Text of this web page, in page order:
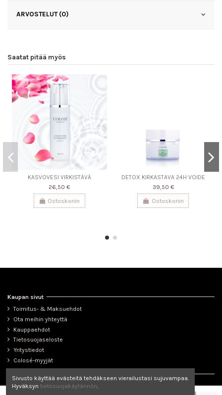
ARVOSTELUT (0)
Saatat pitää myös
KASVOVESI VIRKISTÄVÄ
26,50 €
Ostoskoriin
DETOX KIRKASTAVA 24H VOIDE
39,50 €
Ostoskoriin
Kaupan sivut
Toimitus- & Maksuehdot
Ota meihin yhteyttä
Kauppaehdot
Tietosuojaseloste
Yritystiedot
Colosé-myyjät
Sivusto käyttää evästeitä tehdäkseen vierailustasi sujuvampaa.
Hyväksyn tietosuojakäytännön.